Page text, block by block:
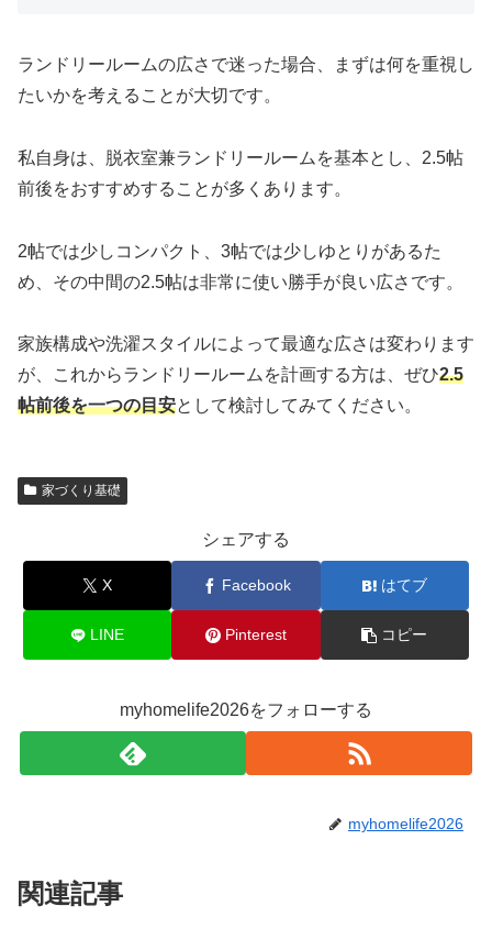
ランドリールームの広さで迷った場合、まずは何を重視し
たいかを考えることが大切です。
私自身は、脱衣室兼ランドリールームを基本とし、2.5帖
前後をおすすめすることが多くあります。
2帖では少しコンパクト、3帖では少しゆとりがあるた
め、その中間の2.5帖は非常に使い勝手が良い広さです。
家族構成や洗濯スタイルによって最適な広さは変わります
が、これからランドリールームを計画する方は、ぜひ2.5
帖前後を一つの目安として検討してみてください。
家づくり基礎
シェアする
X Facebook はてブ
LINE Pinterest コピー
myhomelife2026をフォローする
myhomelife2026
関連記事